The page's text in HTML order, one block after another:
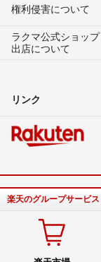
権利侵害について
ラクマ公式ショップ
出店について
リンク
楽天のグループサービス